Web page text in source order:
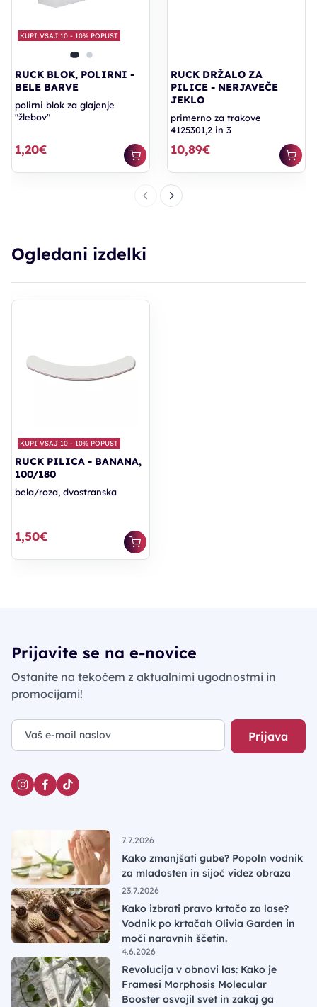
KUPI VSAJ 10 - 10% POPUST
RUCK BLOK, POLIRNI -
BELE BARVE
polirni blok za glajenje
"žlebov"
1,20€
RUCK DRŽALO ZA
PILICE - NERJAVEČE
JEKLO
primerno za trakove
4125301,2 in 3
10,89€
Ogledani izdelki
KUPI VSAJ 10 - 10% POPUST
RUCK PILICA - BANANA,
100/180
bela/roza, dvostranska
1,50€
Prijavite se na e-novice
Ostanite na tekočem z aktualnimi ugodnostmi in
promocijami!
Prijava
7.7.2026
Kako zmanjšati gube? Popoln vodnik
za mladosten in sijoč videz obraza
23.7.2026
Kako izbrati pravo krtačo za lase?
Vodnik po krtačah Olivia Garden in
moči naravnih ščetin.
4.6.2026
Revolucija v obnovi las: Kako je
Framesi Morphosis Molecular
Booster osvojil svet in zakaj ga